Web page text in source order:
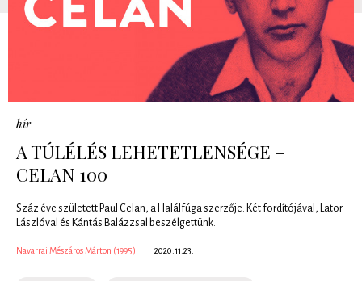
hír
A TÚLÉLÉS LEHETETLENSÉGE –
CELAN 100
Száz éve született Paul Celan, a Halálfúga szerzője. Két fordítójával, Lator
Lászlóval és Kántás Balázzsal beszélgettünk.
Navarrai Mészáros Márton (1995) 2020.11.23.